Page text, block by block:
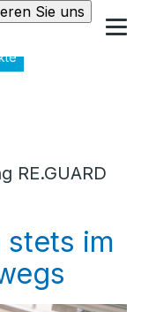
Sie uns
stets im